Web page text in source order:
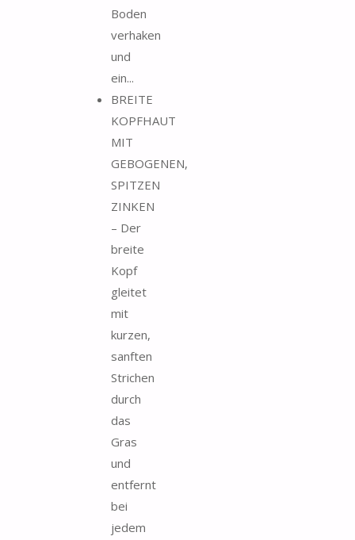
Boden
verhaken
und
ein...
BREITE
KOPFHAUT
MIT
GEBOGENEN,
SPITZEN
ZINKEN
– Der
breite
Kopf
gleitet
mit
kurzen,
sanften
Strichen
durch
das
Gras
und
entfernt
bei
jedem